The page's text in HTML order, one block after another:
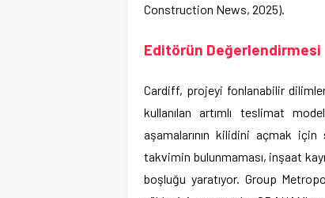
Construction News, 2025).
Editörün Değerlendirmesi
Cardiff, projeyi fonlanabilir
kullanılan artımlı teslimat
aşamalarının kilidini açmak için
takvimin bulunmaması, inşaat
boşluğu yaratıyor. Group